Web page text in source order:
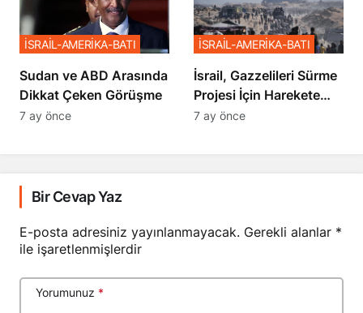
Sudan ve ABD Arasında
Dikkat Çeken Görüşme
İSRAİL-AMERİKA-BATI
7 ay önce
İsrail, Gazzelileri Sürme
Projesi İçin Harekete
Geçti
İSRAİL-AMERİKA-BATI
7 ay önce
Bir Cevap Yaz
E-posta adresiniz yayınlanmayacak. Gerekli alanlar *
ile işaretlenmişlerdir
Yorumunuz *